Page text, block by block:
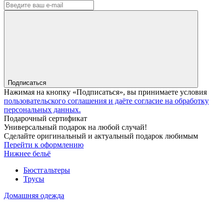
Подписаться
Нажимая на кнопку «Подписаться», вы принимаете условия
пользовательского соглашения и даёте согласие на обработку
персональных данных.
Подарочный сертификат
Универсальный подарок на любой случай!
Сделайте оригинальный и актуальный подарок любимым
Перейти к оформлению
Нижнее бельё
Бюстгальтеры
Трусы
Домашняя одежда